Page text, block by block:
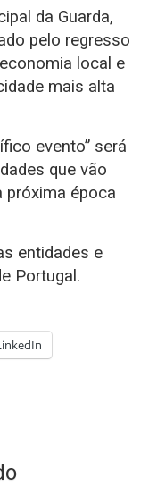
da Guarda,
pelo regresso
local e
mais alta
evento” será
que vão
próxima época
entidades e
Portugal.